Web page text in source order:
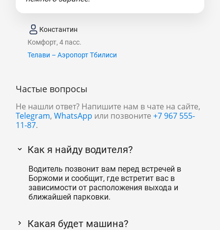
Константин
Комфорт, 4 пасс.
Телави – Аэропорт Тбилиси
Частые вопросы
Не нашли ответ? Напишите нам в чате на сайте,
Telegram, WhatsApp или позвоните +7 967 555-
11-87.
Как я найду водителя?
Водитель позвонит вам перед встречей в
Боржоми и сообщит, где встретит вас в
зависимости от расположения выхода и
ближайшей парковки.
Какая будет машина?